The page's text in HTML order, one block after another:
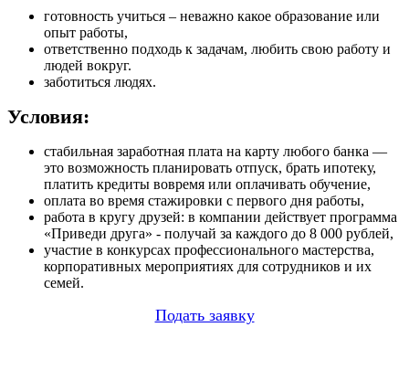
готовность учиться – неважно какое образование или
опыт работы,
ответственно подходь к задачам, любить свою работу и
людей вокруг.
заботиться людях.
Условия:
стабильная заработная плата на карту любого банка —
это возможность планировать отпуск, брать ипотеку,
платить кредиты вовремя или оплачивать обучение,
оплата во время стажировки с первого дня работы,
работа в кругу друзей: в компании действует программа
«Приведи друга» - получай за каждого до 8 000 рублей,
участие в конкурсах профессионального мастерства,
корпоративных мероприятиях для сотрудников и их
семей.
Подать заявку